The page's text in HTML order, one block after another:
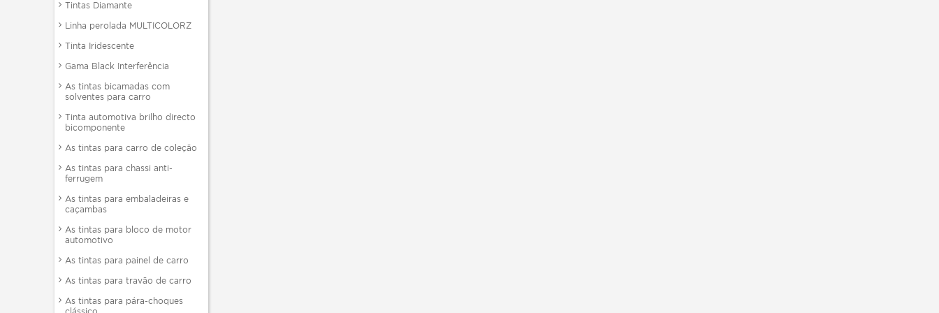
Tintas Diamante
Linha perolada MULTICOLORZ
Tinta Iridescente
Gama Black Interferência
As tintas bicamadas com
solventes para carro
Tinta automotiva brilho directo
bicomponente
As tintas para carro de coleção
As tintas para chassi anti-
ferrugem
As tintas para embaladeiras e
caçambas
As tintas para bloco de motor
automotivo
As tintas para painel de carro
As tintas para travão de carro
As tintas para pára-choques